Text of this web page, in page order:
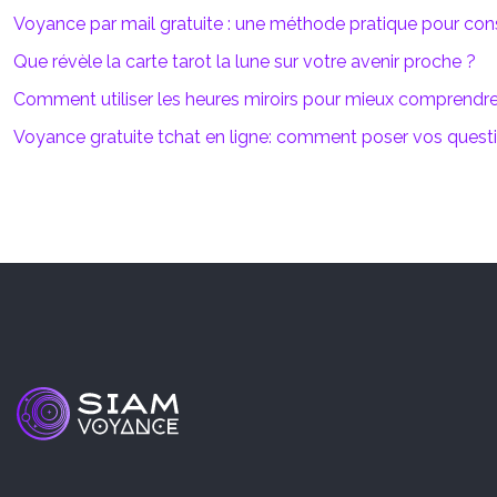
Voyance par mail gratuite : une méthode pratique pour
Que révèle la carte tarot la lune sur votre avenir proche ?
Comment utiliser les heures miroirs pour mieux
Voyance gratuite tchat en ligne: comment poser vos